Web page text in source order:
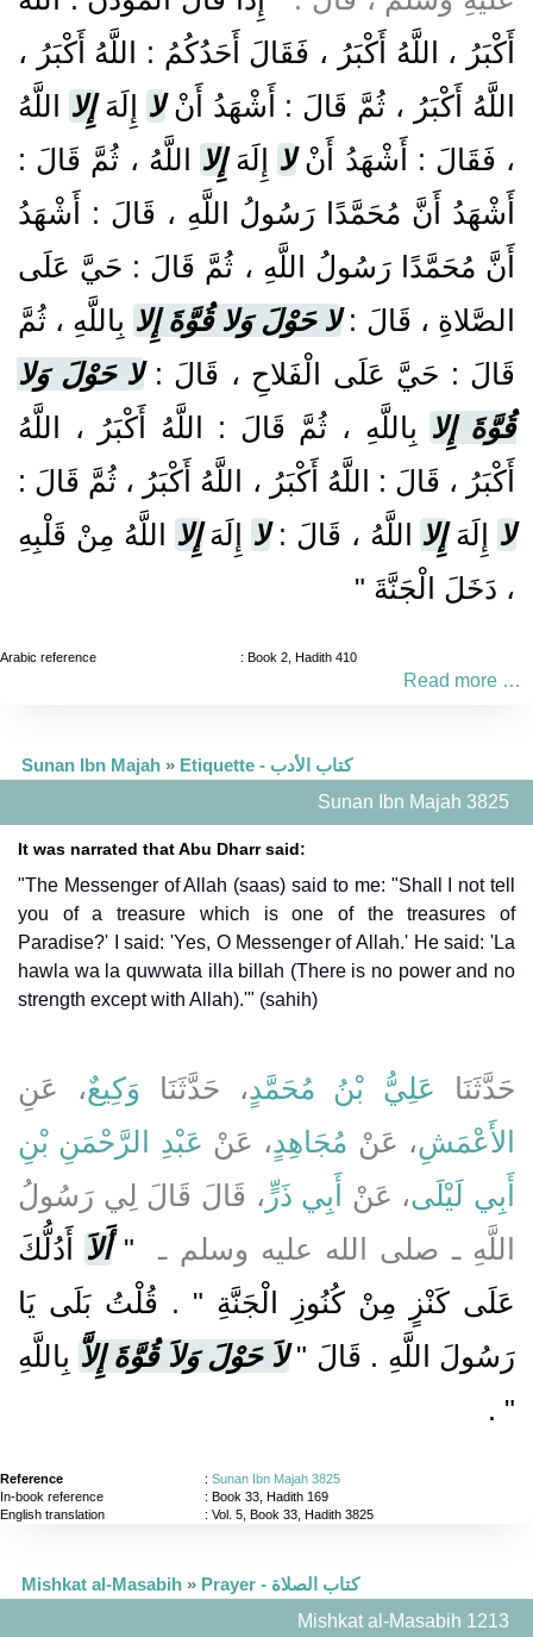
أَكْبَرُ ، اللَّهُ أَكْبَرُ ، فَقَالَ أَحَدُكُمُ : اللَّهُ أَكْبَرُ ،
اللَّهُ أَكْبَرُ ، ثُمَّ قَالَ : أَشْهَدُ أَنْلا إِلَهَإِلا اللَّهُ
، فَقَالَ : أَشْهَدُ أَنْلا إِلَهَإِلا اللَّهُ ، ثُمَّ قَالَ :
أَشْهَدُ أَنَّ مُحَمَّدًا رَسُولُ اللَّهِ ، قَالَ : أَشْهَدُ
أَنَّ مُحَمَّدًا رَسُولُ اللَّهِ ، ثُمَّ قَالَ : حَيَّ عَلَى
الصَّلاةِ ، قَالَ :لا حَوْلَ وَلا قُوَّةَ إِلا بِاللَّهِ ، ثُمَّ
قَالَ : حَيَّ عَلَى الْفَلاحِ ، قَالَ :لا حَوْلَ وَلا
قُوَّةَ إِلا بِاللَّهِ ، ثُمَّ قَالَ : اللَّهُ أَكْبَرُ ، اللَّهُ
أَكْبَرُ ، قَالَ : اللَّهُ أَكْبَرُ ، اللَّهُ أَكْبَرُ ، ثُمَّ قَالَ :
لا إِلَهَإِلا اللَّهُ ، قَالَ :لا إِلَهَإِلا اللَّهُ مِنْ قَلْبِهِ
، دَخَلَ الْجَنَّةَ "
Arabic reference : Book 2, Hadith 410
Read more …
Sunan Ibn Majah »
Etiquette - كتاب الأدب
Sunan Ibn Majah 3825
It was narrated that Abu Dharr said:
"The Messenger of Allah (saas) said to me: "Shall I not tell
you of a treasure which is one of the treasures of
Paradise?' I said: 'Yes, O Messenger of Allah.' He said: 'La
hawla wa la quwwata illa billah (There is no power and no
strength except with Allah).'" (sahih)
حَدَّثَنَا عَلِيُّ بْنُ مُحَمَّدٍ ، حَدَّثَنَا وَكِيعٌ، عَنِ
الأَعْمَشِ، عَنْ مُجَاهِدٍ ، عَنْ عَبْدِ الرَّحْمَنِ بْنِ
أَبِي لَيْلَى، عَنْ أَبِي ذَرٍّ ، قَالَ قَالَ لِي رَسُولُ
اللَّهِ ـ صلى الله عليه وسلم ـ ‏
"‏أَلاَ أَدُلُّكَ
عَلَى كَنْزٍ مِنْ كُنُوزِ الْجَنَّةِ ‏"‏ ‏.‏ قُلْتُ بَلَى يَا
رَسُولَ اللَّهِ ‏.‏ قَالَ ‏"‏لاَ حَوْلَ وَلاَ قُوَّةَ إِلاَّ بِاللَّهِ
‏"
‏ ‏.‏
Reference : Sunan Ibn Majah 3825
In-book reference
: Book 33, Hadith 169
English translation
: Vol. 5, Book 33, Hadith 3825
Mishkat al-Masabih »
Prayer - كتاب الصلاة
Mishkat al-Masabih 1213